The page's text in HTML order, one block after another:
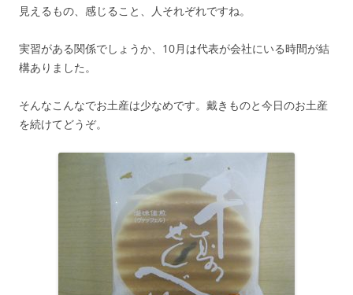
見えるもの、感じること、人それぞれですね。
実習がある関係でしょうか、10月は代表が会社にいる時間が結
構ありました。
そんなこんなでお土産は少なめです。戴きものと今日のお土産
を続けてどうぞ。